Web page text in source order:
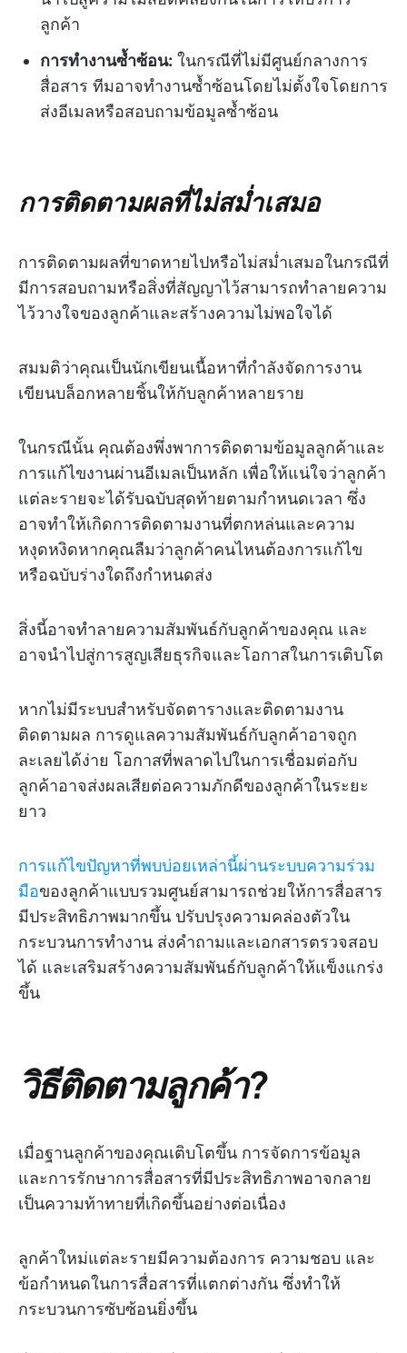
ลูกค้า
การทำงานซ้ำซ้อน: ในกรณีที่ไม่มีศูนย์กลางการ
สื่อสาร ทีมอาจทำงานซ้ำซ้อนโดยไม่ตั้งใจโดยการ
ส่งอีเมลหรือสอบถามข้อมูลซ้ำซ้อน
การติดตามผลที่ไม่สม่ำเสมอ
การติดตามผลที่ขาดหายไปหรือไม่สม่ำเสมอในกรณีที่
มีการสอบถามหรือสิ่งที่สัญญาไว้สามารถทำลายความ
ไว้วางใจของลูกค้าและสร้างความไม่พอใจได้
สมมติว่าคุณเป็นนักเขียนเนื้อหาที่กำลังจัดการงาน
เขียนบล็อกหลายชิ้นให้กับลูกค้าหลายราย
ในกรณีนั้น คุณต้องพึ่งพาการติดตามข้อมูลลูกค้าและ
การแก้ไขงานผ่านอีเมลเป็นหลัก เพื่อให้แน่ใจว่าลูกค้า
แต่ละรายจะได้รับฉบับสุดท้ายตามกำหนดเวลา ซึ่ง
อาจทำให้เกิดการติดตามงานที่ตกหล่นและความ
หงุดหงิดหากคุณลืมว่าลูกค้าคนไหนต้องการแก้ไข
หรือฉบับร่างใดถึงกำหนดส่ง
สิ่งนี้อาจทำลายความสัมพันธ์กับลูกค้าของคุณ และ
อาจนำไปสู่การสูญเสียธุรกิจและโอกาสในการเติบโต
หากไม่มีระบบสำหรับจัดตารางและติดตามงาน
ติดตามผล การดูแลความสัมพันธ์กับลูกค้าอาจถูก
ละเลยได้ง่าย โอกาสที่พลาดไปในการเชื่อมต่อกับ
ลูกค้าอาจส่งผลเสียต่อความภักดีของลูกค้าในระยะ
ยาว
การแก้ไขปัญหาที่พบบ่อยเหล่านี้ผ่านระบบความร่วม
มือของลูกค้าแบบรวมศูนย์สามารถช่วยให้การสื่อสาร
มีประสิทธิภาพมากขึ้น ปรับปรุงความคล่องตัวใน
กระบวนการทำงาน ส่งคำถามและเอกสารตรวจสอบ
ได้ และเสริมสร้างความสัมพันธ์กับลูกค้าให้แข็งแกร่ง
ขึ้น
วิธีติดตามลูกค้า?
เมื่อฐานลูกค้าของคุณเติบโตขึ้น การจัดการข้อมูล
และการรักษาการสื่อสารที่มีประสิทธิภาพอาจกลาย
เป็นความท้าทายที่เกิดขึ้นอย่างต่อเนื่อง
ลูกค้าใหม่แต่ละรายมีความต้องการ ความชอบ และ
ข้อกำหนดในการสื่อสารที่แตกต่างกัน ซึ่งทำให้
กระบวนการซับซ้อนยิ่งขึ้น